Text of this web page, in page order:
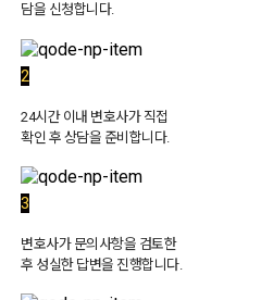
담을 신청합니다.
2
24시간 이내 변호사가 직접
확인 후 상담을 준비합니다.
3
변호사가 문의사항을 검토한
후 성실한 답변을 진행합니다.